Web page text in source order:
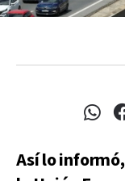
Así lo